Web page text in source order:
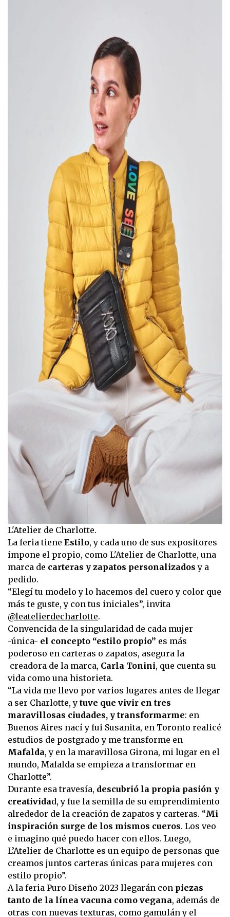
L'Atelier de Charlotte.
La feria tiene Estilo, y cada uno de sus expositores
impone el propio, como L'Atelier de Charlotte, una
marca de carteras y zapatos personalizados y a
pedido.
“Elegí tu modelo y lo hacemos del cuero y color que
más te guste, y con tus iniciales”, invita
@leatelierdecharlotte.
Convencida de la singularidad de cada mujer
-única- el concepto “estilo propio” es más
poderoso en carteras o zapatos, asegura la
creadora de la marca, Carla Tonini, que cuenta su
vida como una historieta.
“La vida me llevo por varios lugares antes de llegar
a ser Charlotte, y tuve que vivir en tres
maravillosas ciudades, y transformarme: en
Buenos Aires nací y fui Susanita, en Toronto realicé
estudios de postgrado y me transforme en
Mafalda, y en la maravillosa Girona, mi lugar en el
mundo, Mafalda se empieza a transformar en
Charlotte”.
Durante esa travesía, descubrió la propia pasión y
creatividad, y fue la semilla de su emprendimiento
alrededor de la creación de zapatos y carteras. “Mi
inspiración surge de los mismos cueros. Los veo
e imagino qué puedo hacer con ellos. Luego,
L’Atelier de Charlotte es un equipo de personas que
creamos juntos carteras únicas para mujeres con
estilo propio”.
A la feria Puro Diseño 2023 llegarán con piezas
tanto de la línea vacuna como vegana, además de
otras con nuevas texturas, como gamulán y el